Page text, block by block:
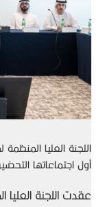
أول اجتماعاتها
عقدت اللجنة